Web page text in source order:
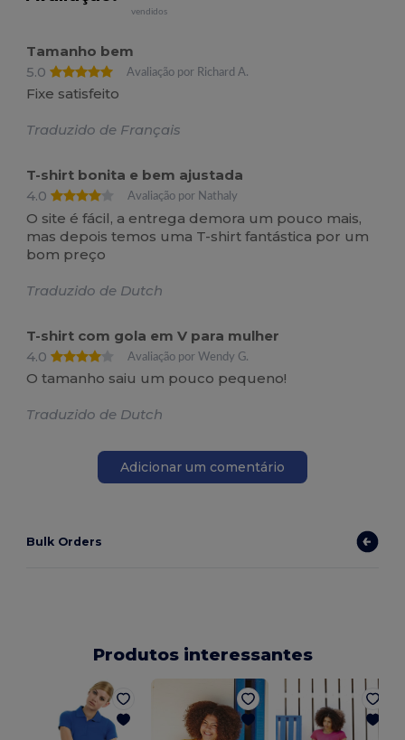
vendidos
Tamanho bem
5.0
Avaliação por Richard A.
Fixe satisfeito
Traduzido de Français
T-shirt bonita e bem ajustada
4.0
Avaliação por Nathaly
O site é fácil, a entrega demora um pouco mais,
mas depois temos uma T-shirt fantástica por um
bom preço
Traduzido de Dutch
T-shirt com gola em V para mulher
4.0
Avaliação por Wendy G.
O tamanho saiu um pouco pequeno!
Traduzido de Dutch
Adicionar um comentário
Bulk Orders
Produtos interessantes